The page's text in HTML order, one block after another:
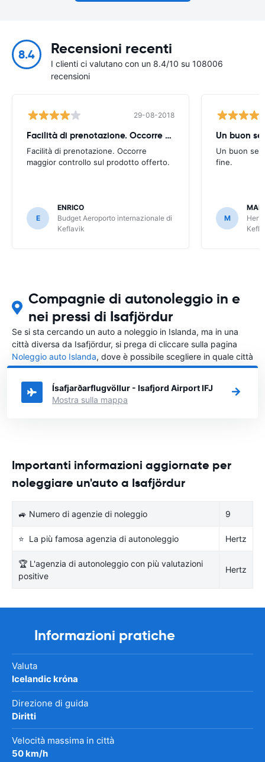
8.4 Recensioni recenti
I clienti ci valutano con un 8.4/10 su 108006
recensioni
29-08-2018
Facilità di prenotazione. Occorre maggior
Facilità di prenotazione. Occorre
maggior controllo sul prodotto offerto.
E
ENRICO
Budget Aeroporto internazionale di
Keflavik
Un buon
Un buon
fine.
M
Compagnie di autonoleggio in e
nei pressi di Isafjördur
Se si sta cercando un auto a noleggio in Islanda, ma in una
città diversa da Isafjördur, si prega di cliccare sulla pagina
Noleggio auto Islanda, dove è possibile scegliere in quale città
in Islanda si vuole noleggiare l'auto.
Ísafjarðarflugvöllur - Isafjord Airport IFJ
Mostra sulla mappa
Importanti informazioni aggiornate per
noleggiare un'auto a Isafjördur
🚙 Numero di agenzie di noleggio 9
⭐ La più famosa agenzia di autonoleggio Hertz
🏆 L'agenzia di autonoleggio con più valutazioni
positive
Hertz
Informazioni pratiche
Valuta
Icelandic króna
Direzione di guida
Diritti
Velocità massima in città
50 km/h